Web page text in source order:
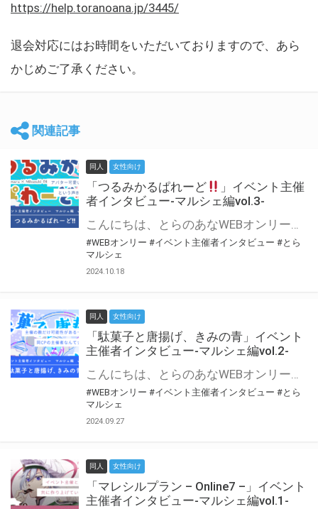
https://help.toranoana.jp/3445/
退会対応にはお時間をいただいておりますので、あら
かじめご了承ください。
関連記事
同人 女性向け
「つるみかるぱれーど
」イベント主催
者インタビュー-マルシェ編vol.3-
こんにちは、とらのあなWEBオンリー運営スタッフです。 新たにお届けする、イベント主催者インタビュー-マルシェ編-は、 とらのあなWEBオンリー「マルシェ」をご利用した主催様に 「マルシェ」を使って開催した感想や心がけをお聞きする企画です。 今回は、WEBオンリー初開催「つるみかるぱれーど
#WEBオンリー #イベント主催者インタビュー #とら
マルシェ
2024.10.18
同人 女性向け
「駄菓子と唐揚げ、きみの青」イベント
主催者インタビュー-マルシェ編vol.2-
こんにちは、とらのあなWEBオンリー運営スタッフです。 新たにお届けする、イベント主催者インタビュー-マルシェ編-は、 とらのあなWEBオンリー「マルシェ」をご利用の主催様に 「マルシェ」を使ってイベントを開催した感想や心がけをお聞きする企画です。 今回は、WEBオンリー初開催「駄菓子と唐揚げ、きみの青」より、 主催のぎこ六屋様にお話を伺いました。 協力：ぎこ六屋様／イベント公式Twitter（@krkgwks） とらのあなWEBオンリー「マルシェ」とは？ WEBオンリーでリアルタイムでコミュニケーションがとれるオンライン会場です。
#WEBオンリー #イベント主催者インタビュー #とら
マルシェ
2024.09.27
同人 女性向け
「マレシルプラン – Online7 –」イベント
主催者インタビュー-マルシェ編vol.1-